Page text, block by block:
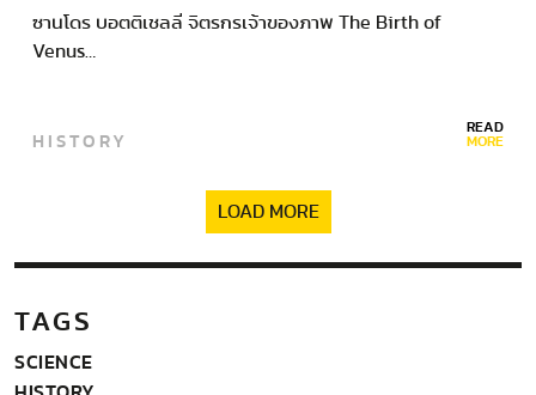
เรเนซองส์
ซานโดร บอตติเชลลี จิตรกรเจ้าของภาพ The Birth of
Venus…
HISTORY READ
MORE
LOAD MORE
TAGS
SCIENCE